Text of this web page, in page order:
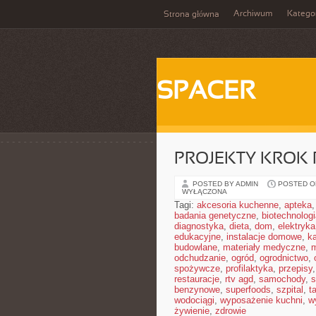
Strona główna Archiwum
SPACER
PROJEKTY
POSTED BY ADMIN POSTED
WYŁĄCZONA
Tagi: akcesoria kuchenne, apteka,
badania genetyczne,
diagnostyka, dieta, dom, elektryka
edukacyjne, instalacje domowe,
budowlane, materiały medyczne,
odchudzanie, ogród, ogrodnictwo,
spożywcze, profilaktyka, przepisy,
restauracje, rtv agd, samochody,
benzynowe, superfoods, szpital ,
wodociągi, wyposażenie kuchni,
żywienie, zdrowie